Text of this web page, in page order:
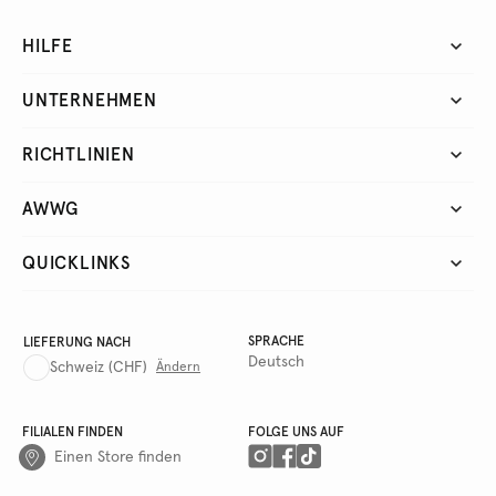
HILFE
UNTERNEHMEN
RICHTLINIEN
AWWG
QUICKLINKS
LIEFERUNG NACH
Schweiz (CHF) Ändern
SPRACHE
Deutsch
FILIALEN FINDEN
Einen Store finden
FOLGE UNS AUF